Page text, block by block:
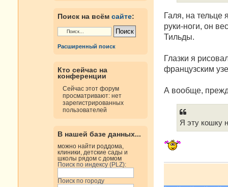
Поиск на всём сайте:
Расширенный поиск
Кто сейчас на
конференции
Сейчас этот форум
просматривают: нет
зарегистрированных
пользователей
В нашей базе данных...
можно найти роддома,
клиники, детские сады и
школы рядом с домом
Поиск по индексу (PLZ):
Поиск по городу
Галя, на тельце
руки-ноги, он
Тильды.
Глазки я
французским
А вообще,
Я эту кошку